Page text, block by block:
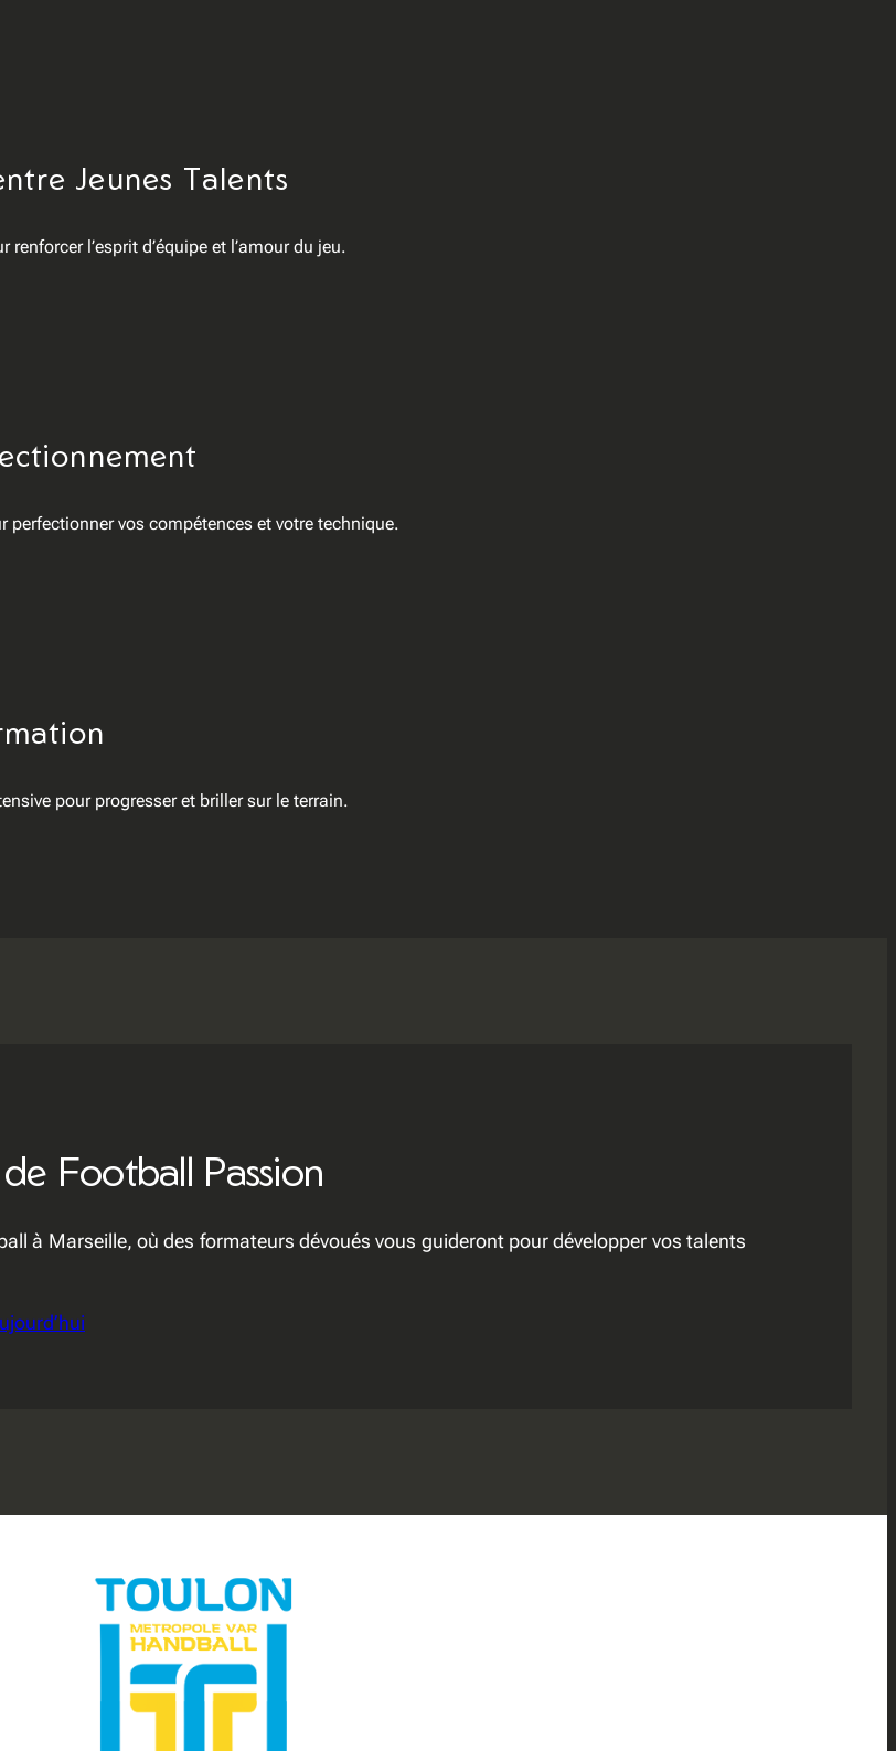
Jeunes Talents
renforcer l’esprit d’équipe et l’amour du jeu.
perfectionner vos compétences et votre technique.
pour progresser et briller sur le terrain.
Football Passion
à Marseille, où des formateurs dévoués vous guideront pour développer vos talents